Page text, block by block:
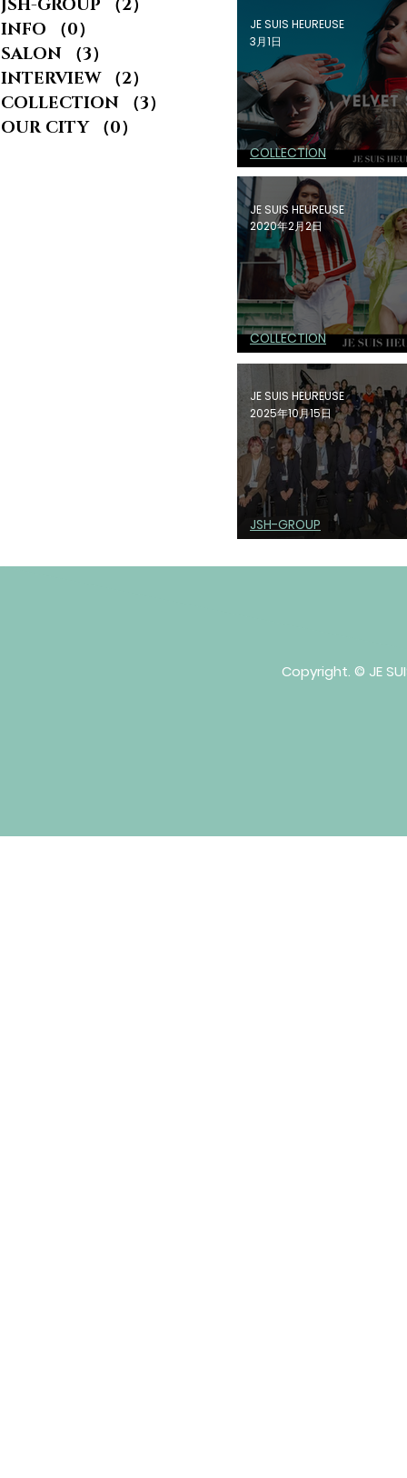
JSH-GROUP
（2）
INFO
（0）
SALON
（3）
INTERVIEW
（2）
COLLECTION
（3）
3件の記事
OUR CITY
（0）
JSH-GROUP
JE SUIS HEUREUSE
2025年10月15日
JE SUIS
COLLECTION
JE SUIS HEUREUSE
3月1日
JE SUIS
COLLECTION
JE SUIS HEUREUSE
2020年2月2日
Copyright. ©︎ JE